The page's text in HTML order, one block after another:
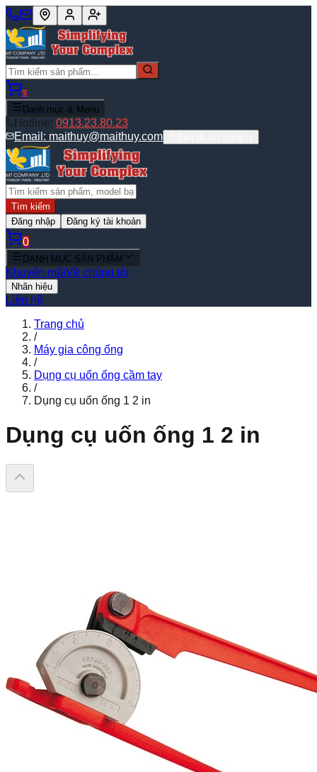
0
Danh mục & Menu
Hotline: 0913.23.80.23
Email: maithuy@maithuy.com
Tìm kiếm
Đăng nhập
Đăng ký tài khoản
0
DANH MỤC SẢN PHẨM
Khuyến mãiVề chúng tôi
Nhãn hiệu
Liên hệ
Trang chủ
/
Máy gia công ống
/
Dụng cụ uốn ống cầm tay
/
Dụng cụ uốn ống 1 2 in
Dụng cụ uốn ống 1 2 in